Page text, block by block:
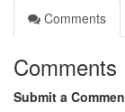
Comments
Comments
Submit a